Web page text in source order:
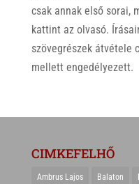
csak annak első sorai,
kattint az olvasó.
szövegrészek átvétele
mellett engedélyezett.
CIMKEFELHŐ
Ambrus Lajos Balaton